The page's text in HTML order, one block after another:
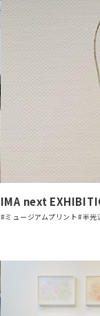
IMA next
#ミュージアムプリント#半光